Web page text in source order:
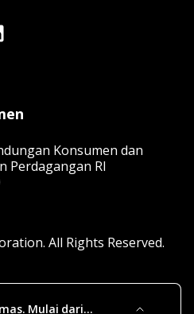
Konsumen dan
Perdagangan RI
All Rights Reserved.
Mulai dari